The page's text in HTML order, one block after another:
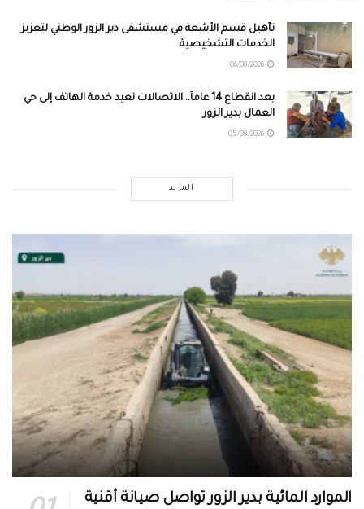
تأهيل قسم الأشعة في مستشفى دير الزور الوطني لتعزيز
الخدمات التشخيصية
بعد انقطاع 14 عاماً.. الاتصالات تعيد خدمة الهاتف إلى حي
العمال بدير الزور
المزيد
الموارد المائية بدير الزور تواصل صيانة أقنية